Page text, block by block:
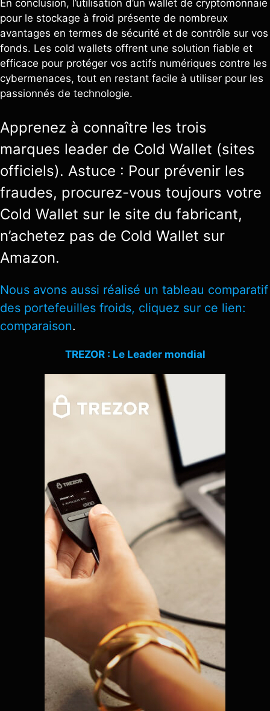
En conclusion, l’utilisation d’un wallet de cryptomonnaie
pour le stockage à froid présente de nombreux
avantages en termes de sécurité et de contrôle sur vos
fonds. Les cold wallets offrent une solution fiable et
efficace pour protéger vos actifs numériques contre les
cybermenaces, tout en restant facile à utiliser pour les
passionnés de technologie.
Apprenez à connaître les trois
marques leader de Cold Wallet (sites
officiels). Astuce : Pour prévenir les
fraudes, procurez-vous toujours votre
Cold Wallet sur le site du fabricant,
n’achetez pas de Cold Wallet sur
Amazon.
Nous avons aussi réalisé un tableau comparatif
des portefeuilles froids, cliquez sur ce lien:
comparaison.
TREZOR : Le Leader mondial